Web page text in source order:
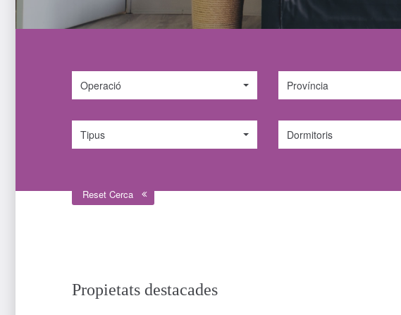
Operació Província
Tipus Dormitoris
Reset Cerca
Propietats destacades